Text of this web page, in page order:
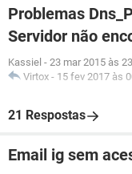
Problemas
Servidor não
Kassiel - 23 mar 2015 às
Virtox - 15 fev 2017 às
21 Respostas
Email ig sem